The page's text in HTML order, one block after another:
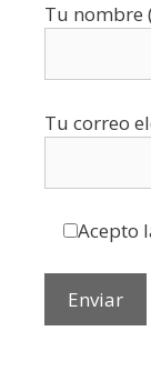
Tu nombre
Tu correo
Acepto